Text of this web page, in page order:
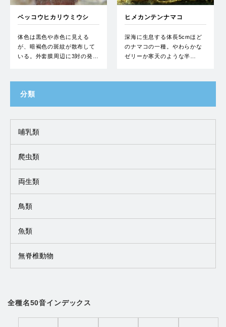
ベッコウヒカリウミウシ
体色は黒色や赤色に見える
が、暗褐色の斑紋が散布して
いる。外套膜周辺に3対の発…
ヒメカンテンナマコ
深海に生息する体長5cmほど
のナマコの一種。やわらかな
ゼリーか寒天のような半…
分類
哺乳類
爬虫類
両生類
鳥類
魚類
無脊椎動物
全種名50音インデックス